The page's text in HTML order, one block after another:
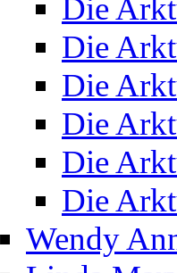
Die
Die
Die
Die
Die
Die
Wendy